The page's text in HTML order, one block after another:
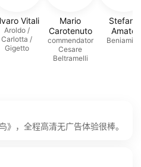
Vitali
Aroldo /
Carlotta /
Gigetto
Mario
Carotenuto
commendator
Cesare
Beltramelli
Stefano
Amato
Beniamino
》，全程高清无广告体验很棒。